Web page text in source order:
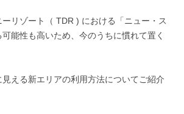
リゾート（ TDR ) における「ニュー・ス
能性も高いため、今のうちに慣れて置く
える新エリアの利用方法についてご紹介